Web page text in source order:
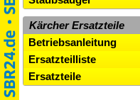
Kärcher Ersatzteile
Betriebsanleitung
Ersatzteilliste
Ersatzteile